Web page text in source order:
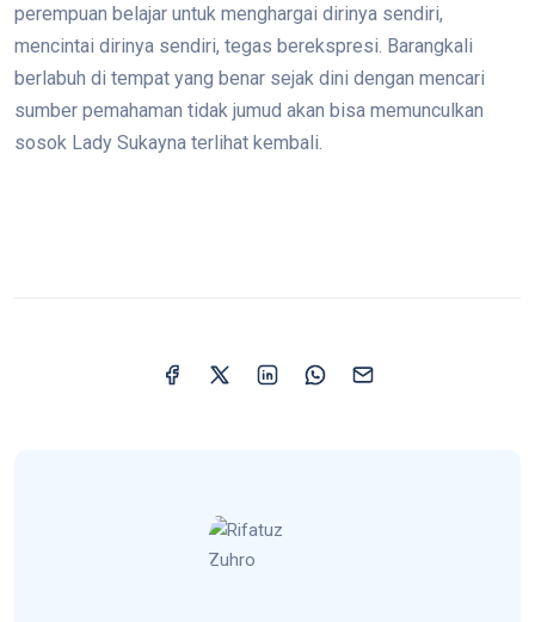
perempuan belajar untuk menghargai dirinya sendiri,
mencintai dirinya sendiri, tegas berekspresi. Barangkali
berlabuh di tempat yang benar sejak dini dengan mencari
sumber pemahaman tidak jumud akan bisa memunculkan
sosok Lady Sukayna terlihat kembali.